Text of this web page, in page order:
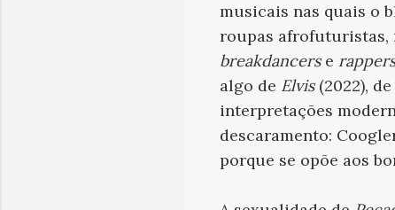
musicais nas quais o
roupas afrofuturistas,
breakdancerse rappers
algo de Elvis(2022),
interpretações
descaramento:
porque se opõe aos